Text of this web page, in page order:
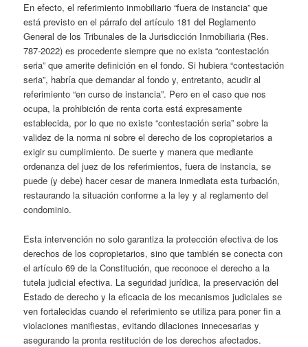
En efecto, el referimiento inmobiliario “fuera de instancia” que
está previsto en el párrafo del artículo 181 del Reglamento
General de los Tribunales de la Jurisdicción Inmobiliaria (Res.
787-2022) es procedente siempre que no exista “contestación
seria” que amerite definición en el fondo. Si hubiera “contestación
seria”, habría que demandar al fondo y, entretanto, acudir al
referimiento “en curso de instancia”. Pero en el caso que nos
ocupa, la prohibición de renta corta está expresamente
establecida, por lo que no existe “contestación seria” sobre la
validez de la norma ni sobre el derecho de los copropietarios a
exigir su cumplimiento. De suerte y manera que mediante
ordenanza del juez de los referimientos, fuera de instancia, se
puede (y debe) hacer cesar de manera inmediata esta turbación,
restaurando la situación conforme a la ley y al reglamento del
condominio.
Esta intervención no solo garantiza la protección efectiva de los
derechos de los copropietarios, sino que también se conecta con
el artículo 69 de la Constitución, que reconoce el derecho a la
tutela judicial efectiva. La seguridad jurídica, la preservación del
Estado de derecho y la eficacia de los mecanismos judiciales se
ven fortalecidas cuando el referimiento se utiliza para poner fin a
violaciones manifiestas, evitando dilaciones innecesarias y
asegurando la pronta restitución de los derechos afectados.